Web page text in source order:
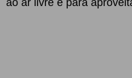
ao ar livre e para